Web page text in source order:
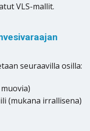
VLS-mallit.
seuraavilla osilla:
(mukana irrallisena)